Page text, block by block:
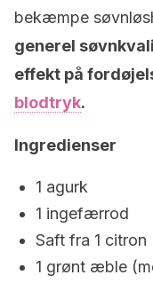
bekæmpe
generel
effekt på
blodtryk.
Ingredienser
1 agurk
1 ingefærrod
Saft fra 1 citron
1 grønt æble